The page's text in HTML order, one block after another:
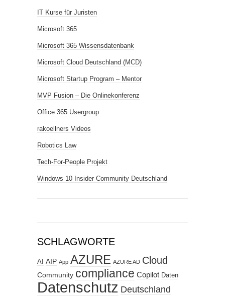
IT Kurse für Juristen
Microsoft 365
Microsoft 365 Wissensdatenbank
Microsoft Cloud Deutschland (MCD)
Microsoft Startup Program – Mentor
MVP Fusion – Die Onlinekonferenz
Office 365 Usergroup
rakoellners Videos
Robotics Law
Tech-For-People Projekt
Windows 10 Insider Community Deutschland
SCHLAGWORTE
AI AIP App AZURE AZURE AD Cloud
Community compliance Copilot Daten
Datenschutz Deutschland